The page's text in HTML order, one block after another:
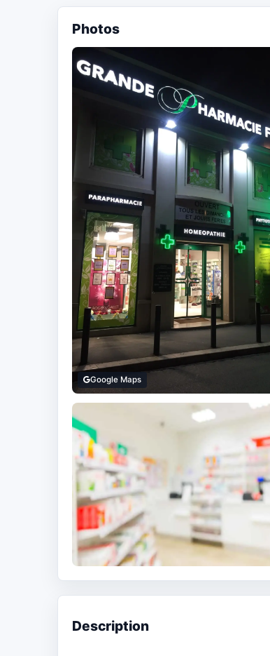
Photos
Google Maps
Description